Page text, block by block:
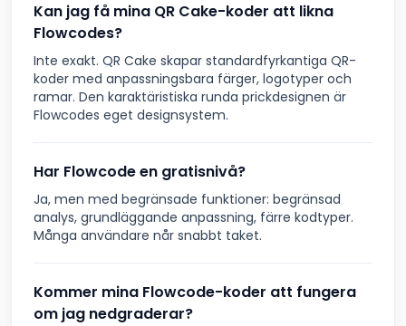
Kan jag få mina QR Cake-koder att likna
Flowcodes?
Inte exakt. QR Cake skapar standardfyrkantiga QR-
koder med anpassningsbara färger, logotyper och
ramar. Den karaktäristiska runda prickdesignen är
Flowcodes eget designsystem.
Har Flowcode en gratisnivå?
Ja, men med begränsade funktioner: begränsad
analys, grundläggande anpassning, färre kodtyper.
Många användare når snabbt taket.
Kommer mina Flowcode-koder att fungera
om jag nedgraderar?